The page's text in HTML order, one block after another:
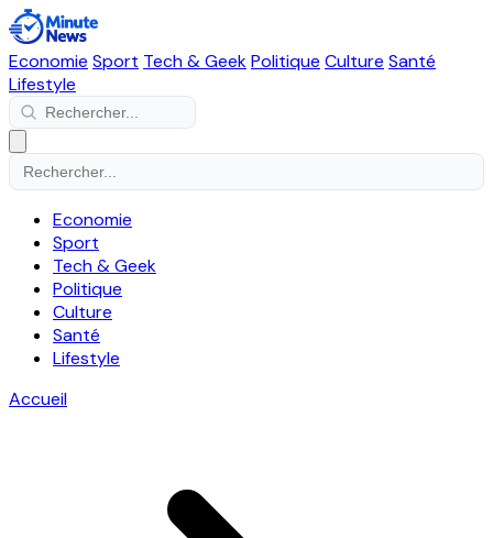
Economie Sport Tech & GeekPolitique Culture Santé
Lifestyle
Economie
Sport
Tech & Geek
Politique
Culture
Santé
Lifestyle
Accueil